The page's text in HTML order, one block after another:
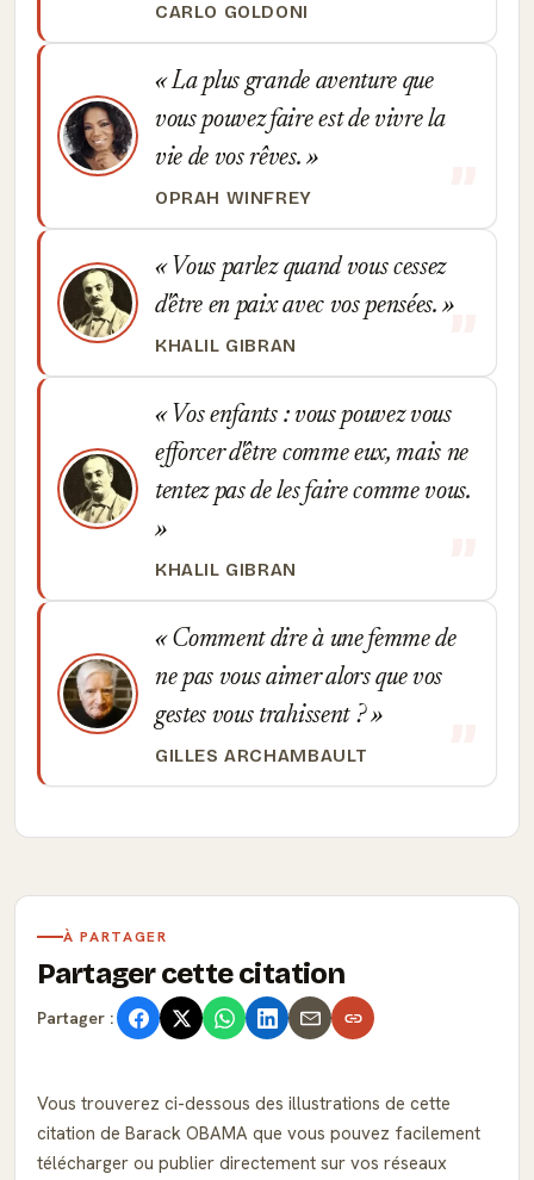
CARLO GOLDONI
La plus grande aventure que
vous pouvez faire est de vivre la
vie de vos rêves.
OPRAH WINFREY
Vous parlez quand vous cessez
d'être en paix avec vos pensées.
KHALIL GIBRAN
Vos enfants : vous pouvez vous
efforcer d'être comme eux, mais ne
tentez pas de les faire comme vous.
KHALIL GIBRAN
Comment dire à une femme de
ne pas vous aimer alors que vos
gestes vous trahissent ?
GILLES ARCHAMBAULT
À PARTAGER
Partager cette citation
Partager :
Vous trouverez ci-dessous des illustrations de cette
citation de Barack OBAMA que vous pouvez facilement
télécharger ou publier directement sur vos réseaux